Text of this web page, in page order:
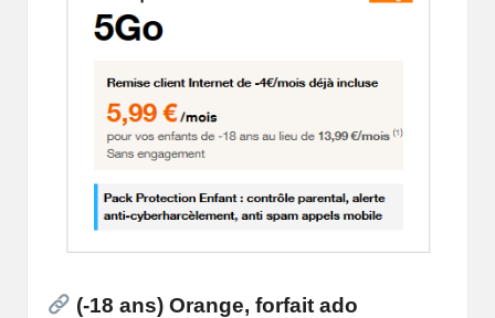
(-18 ans) Orange, forfait ado